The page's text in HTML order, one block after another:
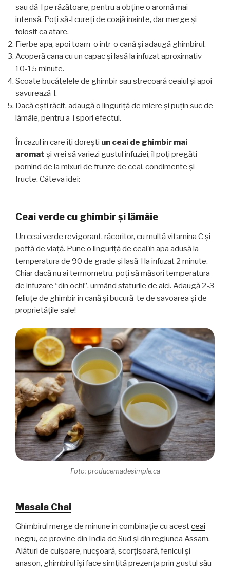
sau dă-l pe răzătoare, pentru a obține o aromă mai
intensă. Poți să-l cureți de coajă înainte, dar merge și
folosit ca atare.
Fierbe apa, apoi toarn-o într-o cană și adaugă ghimbirul.
Acoperă cana cu un capac și lasă la infuzat aproximativ
10-15 minute.
Scoate bucățelele de ghimbir sau strecoară ceaiul și apoi
savurează-l.
Dacă ești răcit, adaugă o linguriță de miere și puțin suc de
lămâie, pentru a-i spori efectul.
În cazul în care îți dorești un ceai de ghimbir mai
aromat și vrei să variezi gustul infuziei, îl poți pregăti
pornind de la mixuri de frunze de ceai, condimente și
fructe. Câteva idei:
Ceai verde cu ghimbir și lămâie
Un ceai verde revigorant, răcoritor, cu multă vitamina C și
poftă de viață. Pune o linguriță de ceai în apa adusă la
temperatura de 90 de grade și lasă-l la infuzat 2 minute.
Chiar dacă nu ai termometru, poți să măsori temperatura
de infuzare “din ochi”, urmând sfaturile de aici. Adaugă 2-3
feliuțe de ghimbir în cană și bucură-te de savoarea și de
proprietățile sale!
Foto: producemadesimple.ca
Masala Chai
Ghimbirul merge de minune în combinație cu acestceai
negru, ce provine din India de Sud și din regiunea Assam.
Alături de cuișoare, nucșoară, scorțișoară, fenicul și
anason, ghimbirul își face simțită prezența prin gustul său